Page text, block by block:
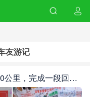
友游记
公里，完成一段回味